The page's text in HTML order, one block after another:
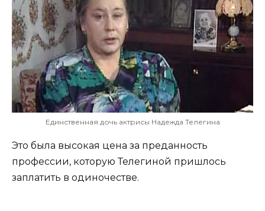
Единственная дочь актрисы Надежда Телегина
Это была высокая цена за преданность
профессии, которую Телегиной пришлось
заплатить в одиночестве.